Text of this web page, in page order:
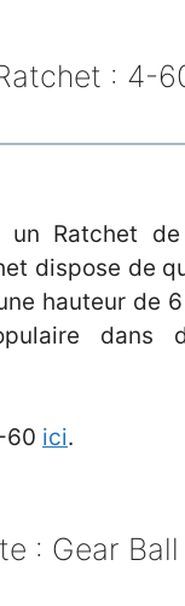
: 4-
un Ratchet
dispose de
hauteur de
dans
60 ici.
: Gear Ball